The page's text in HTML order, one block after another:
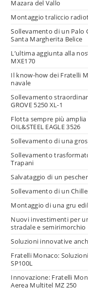
Mazara del Vallo
Montaggio traliccio
Sollevamento di un Palo
Santa Margherita Belice
L’ultima aggiunta alla
MXE170
Il know-how dei Fratelli
navale
Sollevamento
GROVE 5250 XL-1
Flotta sempre più
OIL&STEEL EAGLE 3526
Sollevamento di una
Sollevamento
Trapani
Salvataggio di un
Sollevamento di un
Montaggio di una gru
Nuovi investimenti per
stradale e semirimorchio
Soluzioni innovative
Fratelli Monaco:
SP100L
Innovazione: Fratelli
Aerea Multitel MZ 250